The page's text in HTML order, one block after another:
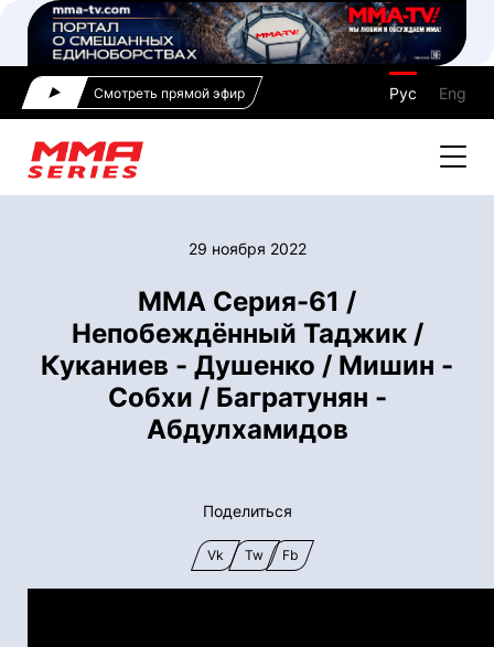
Смотреть прямой эфир Рус Eng
29 ноября 2022
ММА Серия-61 /
Непобеждённый Таджик /
Куканиев - Душенко / Мишин -
Собхи / Багратунян -
Абдулхамидов
Поделиться
Vk Tw Fb